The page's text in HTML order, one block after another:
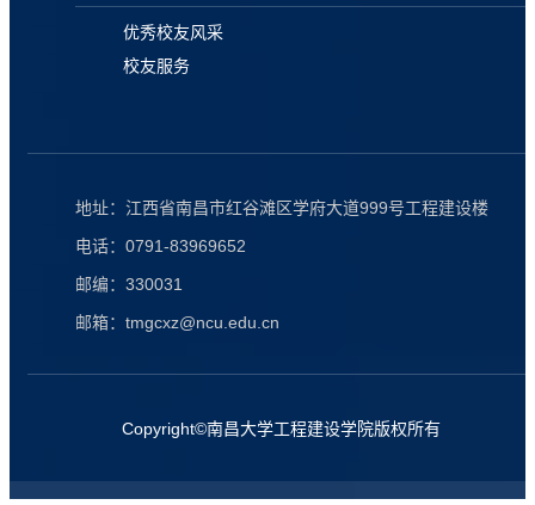
优秀校友风采
校友服务
地址：江西省南昌市红谷滩区学府大道999号工程建设楼
电话：0791-83969652
邮编：330031
邮箱：tmgcxz@ncu.edu.cn
Copyright©南昌大学工程建设学院版权所有